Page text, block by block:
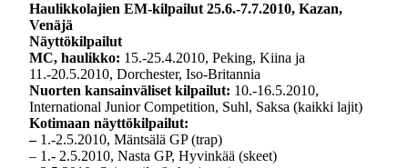
Haulikkolajien EM-kilpailut 25.6.-7.7.2010, Kazan,
Venäjä
Näyttökilpailut
MC, haulikko: 15.-25.4.2010, Peking, Kiina ja
11.-20.5.2010, Dorchester, Iso-Britannia
Nuorten kansainväliset kilpailut: 10.-16.5.2010,
International Junior Competition, Suhl, Saksa (kaikki lajit)
Kotimaan näyttökilpailut:
– 1.-2.5.2010, Mäntsälä GP (trap)
– 1.- 2.5.2010, Nasta GP, Hyvinkää (skeet)